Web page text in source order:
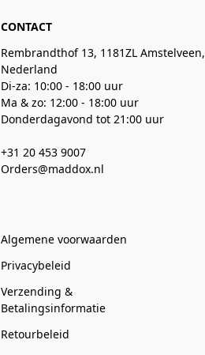
CONTACT
Rembrandthof 13, 1181ZL Amstelveen,
Nederland
Di-za: 10:00 - 18:00 uur
Ma & zo: 12:00 - 18:00 uur
Donderdagavond tot 21:00 uur
+31 20 453 9007
Orders@maddox.nl
Algemene voorwaarden
Privacybeleid
Verzending &
Betalingsinformatie
Retourbeleid